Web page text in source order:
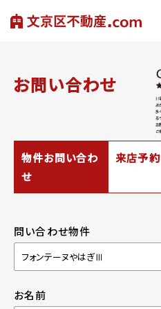
お問い合わせ
物件お問い合わ
せ
来店予約
問い合わせ物件
お名前